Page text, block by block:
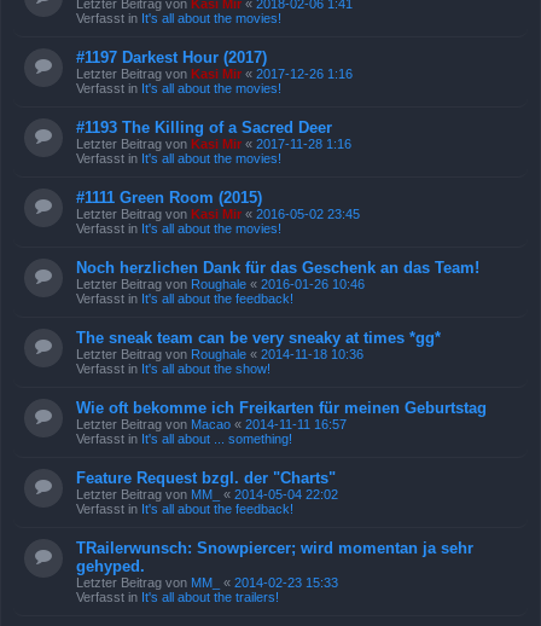
Letzter Beitrag von Kasi Mir « 2018-02-06 1:41
Verfasst in It's all about the movies!
#1197 Darkest Hour (2017)
Letzter Beitrag von Kasi Mir « 2017-12-26 1:16
Verfasst in It's all about the movies!
#1193 The Killing of a Sacred Deer
Letzter Beitrag von Kasi Mir « 2017-11-28 1:16
Verfasst in It's all about the movies!
#1111 Green Room (2015)
Letzter Beitrag von Kasi Mir « 2016-05-02 23:45
Verfasst in It's all about the movies!
Noch herzlichen Dank für das Geschenk an das Team!
Letzter Beitrag von Roughale « 2016-01-26 10:46
Verfasst in It's all about the feedback!
The sneak team can be very sneaky at times *gg*
Letzter Beitrag von Roughale « 2014-11-18 10:36
Verfasst in It's all about the show!
Wie oft bekomme ich Freikarten für meinen Geburtstag
Letzter Beitrag von Macao « 2014-11-11 16:57
Verfasst in It's all about ... something!
Feature Request bzgl. der "Charts"
Letzter Beitrag von MM_ « 2014-05-04 22:02
Verfasst in It's all about the feedback!
TRailerwunsch: Snowpiercer; wird momentan ja sehr
gehyped.
Letzter Beitrag von MM_ « 2014-02-23 15:33
Verfasst in It's all about the trailers!